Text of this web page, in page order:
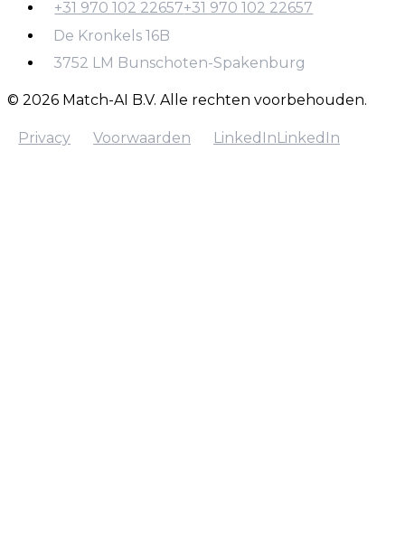
info@match-ai.nl
+31 970 102 22657
+31 970 102 22657
+31 970 102 22657
De Kronkels 16B
3752 LM Bunschoten-Spakenburg
© 2026 Match-AI B.V. Alle rechten voorbehouden.
Privacy
Voorwaarden
LinkedInLinkedIn